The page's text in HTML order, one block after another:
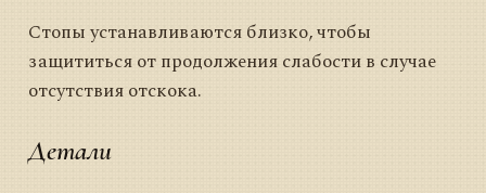
Стопы устанавливаются близко, чтобы
защититься от продолжения слабости в случае
отсутствия отскока.
Детали